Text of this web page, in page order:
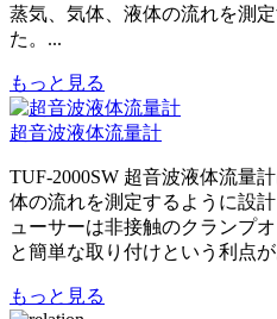
蒸気、気体、液体の流れを測
た。...
もっと見る
超音波液体流量計
TUF-2000SW 超音波液体流量
体の流れを測定するように設
ューサーは非接触のクランプ
と簡単な取り付けという利点が
もっと見る